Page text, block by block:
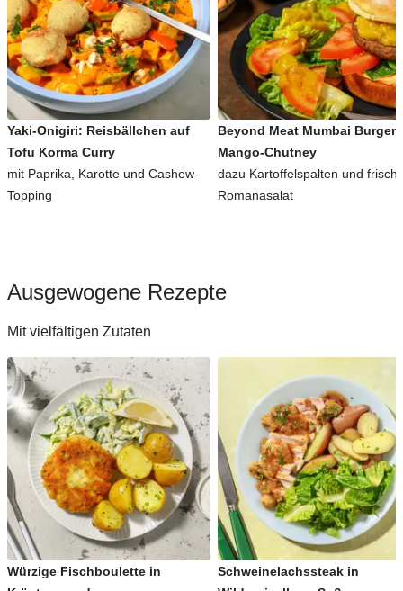
Yaki-Onigiri: Reisbällchen auf
Tofu Korma Curry
mit Paprika, Karotte und Cashew-
Topping
Beyond Meat Mumbai Burger
Mango-Chutney
dazu Kartoffelspalten und
Romanasalat
Ausgewogene Rezepte
Mit vielfältigen Zutaten
Würzige Fischboulette in
Schweinelachssteak in